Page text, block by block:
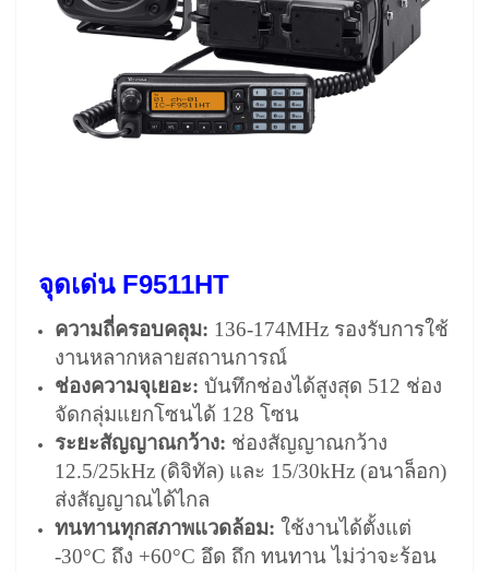
จุดเด่น F9511HT
ความถี่ครอบคลุม: 136-174MHz รองรับการใช้
งานหลากหลายสถานการณ์
ช่องความจุเยอะ: บันทึกช่องได้สูงสุด 512 ช่อง
จัดกลุ่มแยกโซนได้ 128 โซน
ระยะสัญญาณกว้าง: ช่องสัญญาณกว้าง
12.5/25kHz (ดิจิทัล) และ 15/30kHz (อนาล็อก)
ส่งสัญญาณได้ไกล
ทนทานทุกสภาพแวดล้อม: ใช้งานได้ตั้งแต่
-30°C ถึง +60°C อึด ถึก ทนทาน ไม่ว่าจะร้อน